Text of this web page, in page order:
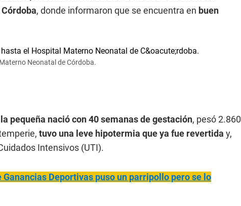
, donde informaron que se encuentra en buen
Neonatal de Córdoba.
la pequeña nació con 40 semanas de gestación, pesó 2.860
tuvo una leve hipotermia que ya fue revertida y,
Intensivos (UTI).
Deportivas puso un parripollo pero se lo